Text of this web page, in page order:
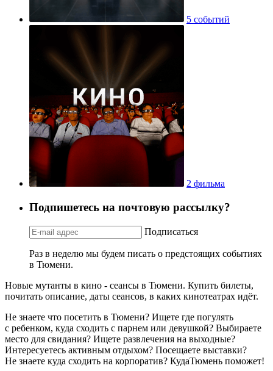
5 событий
2 фильма
Подпишетесь на почтовую рассылку?
Подписаться
Раз в неделю мы будем писать о предстоящих событиях
в Тюмени.
Новые мутанты в кино - сеансы в Тюмени. Купить билеты,
почитать описание, даты сеансов, в каких кинотеатрах идёт.
Не знаете что посетить в Тюмени? Ищете где погулять
с ребенком, куда сходить с парнем или девушкой? Выбираете
место для свидания? Ищете развлечения на выходные?
Интересуетесь активным отдыхом? Посещаете выставки?
Не знаете куда сходить на корпоратив? КудаТюмень поможет!